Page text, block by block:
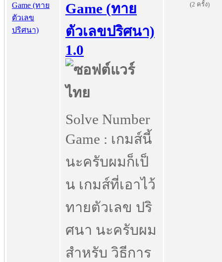
Game (ทาย
ตัวเลขปริศนา)
1.0
Solve Number
Game : เกมส์นี้
นะครับผมก็เป็
น เกมส์ที่เอาไว้
ทายตัวเลข ปริ
ศนา นะครับผม
สำหรับ วิธีการ
(2 ครั้ง)